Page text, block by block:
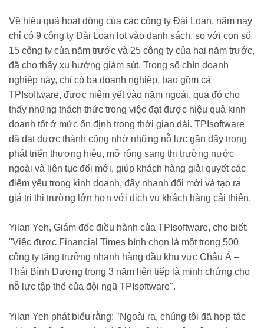
Về hiệu quả hoạt động của các công ty Đài Loan, năm nay
chỉ có 9 công ty Đài Loan lọt vào danh sách, so với con số
15 công ty của năm trước và 25 công ty của hai năm trước,
đã cho thấy xu hướng giảm sút. Trong số chín doanh
nghiệp này, chỉ có ba doanh nghiệp, bao gồm cả
TPIsoftware, được niêm yết vào năm ngoái, qua đó cho
thấy những thách thức trong việc đạt được hiệu quả kinh
doanh tốt ở mức ổn định trong thời gian dài. TPIsoftware
đã đạt được thành công nhờ những nỗ lực gần đây trong
phát triển thương hiệu, mở rộng sang thị trường nước
ngoài và liên tục đổi mới, giúp khách hàng giải quyết các
điểm yếu trong kinh doanh, đẩy nhanh đổi mới và tạo ra
giá trị thị trường lớn hơn với dịch vụ khách hàng cải thiện.
Yilan Yeh, Giám đốc điều hành của TPIsoftware, cho biết:
"Việc được Financial Times bình chọn là một trong 500
công ty tăng trưởng nhanh hàng đầu khu vực Châu Á –
Thái Bình Dương trong 3 năm liên tiếp là minh chứng cho
nỗ lực tập thể của đội ngũ TPIsoftware".
Yilan Yeh phát biểu rằng: "Ngoài ra, chúng tôi đã hợp tác